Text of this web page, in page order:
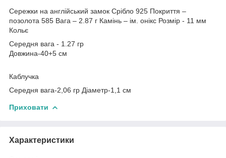
Сережки на англійський замок Срібло 925 Покриття –
позолота 585 Вага – 2.87 г Камінь – ім. онікс Розмір - 11 мм
Кольє
Середня вага - 1.27 гр
Довжина-40+5 см
Каблучка
Середня вага-2,06 гр Діаметр-1,1 см
Приховати
Характеристики